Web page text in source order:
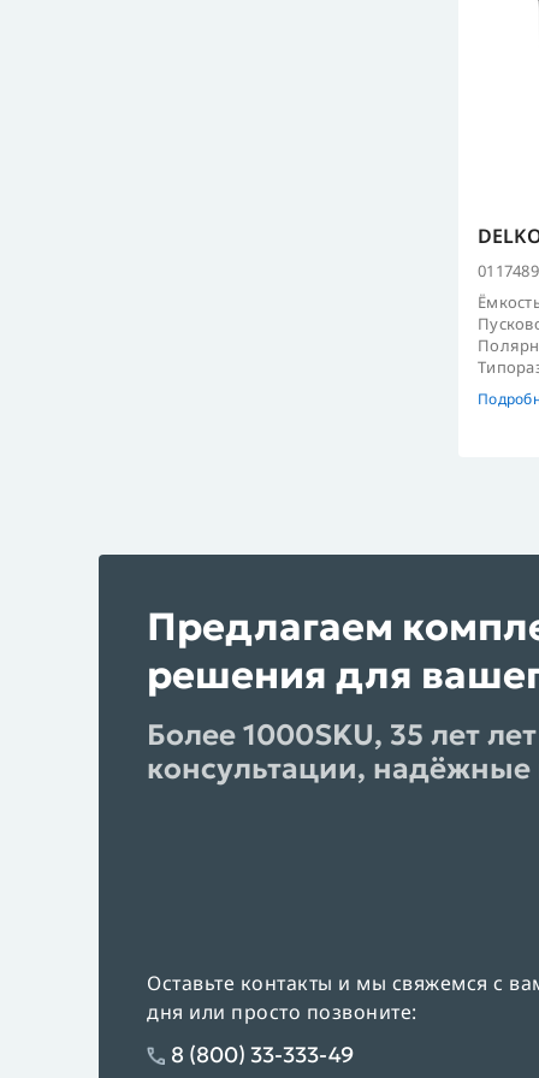
0117489
Предлагаем
решения для
Более 1000SKU, 35 лет
консультации, надёжные
Оставьте контакты и мы свяжемся с
дня или просто позвоните:
8 (800) 33-333-49